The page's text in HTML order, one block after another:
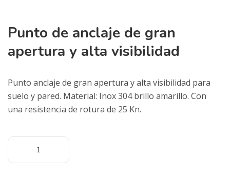
Punto de anclaje de gran
apertura y alta visibilidad
Punto anclaje de gran apertura y alta visibilidad para
suelo y pared. Material: Inox 304 brillo amarillo. Con
una resistencia de rotura de 25 Kn.